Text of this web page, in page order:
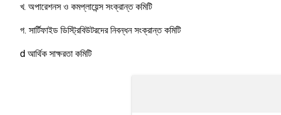
খ. অপারেশনস ও কমপ্লায়েন্স সংক্রান্ত কমিটি
গ. সার্টিফাইড ডিস্ট্রিবিউটরদের নিবন্ধন সংক্রান্ত কমিটি
d আর্থিক সাক্ষরতা কমিটি